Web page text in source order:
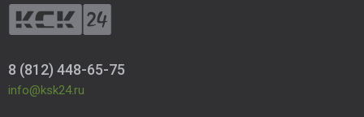
8 (812) 448-65-75
info@ksk24.ru